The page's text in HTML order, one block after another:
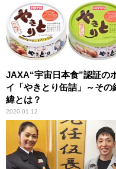
JAXA“宇宙日本食”認証の
イ「やきとり缶詰」～その
緯とは？
2020.01.12